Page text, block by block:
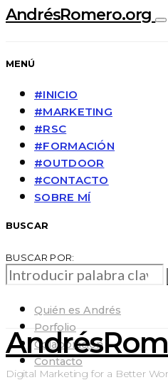
AndrésRomero.org
MENÚ
#INICIO
#MARKETING
#RSC
#FORMACIÓN
#OUTDOOR
#CONTACTO
SOBRE MÍ
BUSCAR
BUSCAR POR:
Quién es Andrés
Porfolio
Colaboración
Contacto
Digital Marketing for a Better